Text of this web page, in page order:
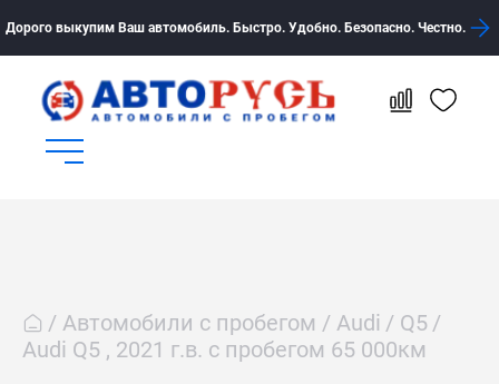
Дорого выкупим Ваш автомобиль. Быстро. Удобно. Безопасно. Честно.
Автомобили с пробегом Audi
Q5
Audi Q5 , 2021 г.в. с пробегом 65 000км